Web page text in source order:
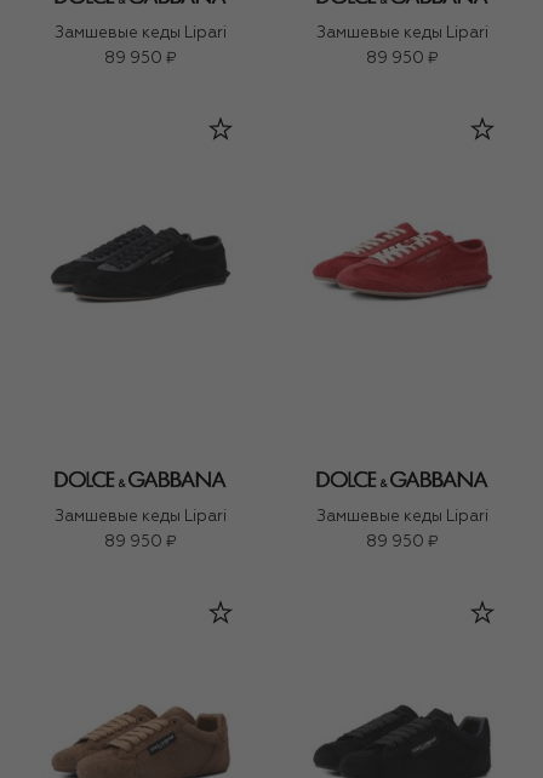
Замшевые кеды Lipari
89 950 ₽
Замшевые кеды Lipari
89 950 ₽
Замшевые кеды Lipari
89 950 ₽
Замшевые кеды Lipari
89 950 ₽